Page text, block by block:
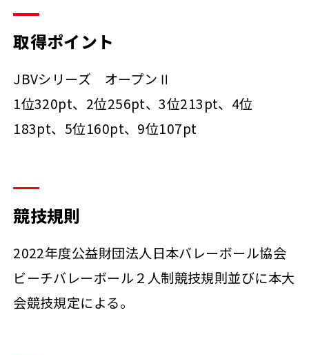
取得ポイント
JBVシリーズ オープンⅡ
1位320pt、2位256pt、3位213pt、4位
183pt、5位160pt、9位107pt
競技規則
2022年度公益財団法人日本バレーボール協会
ビーチバレーボール２人制競技規則並びに本大
会競技規定による。